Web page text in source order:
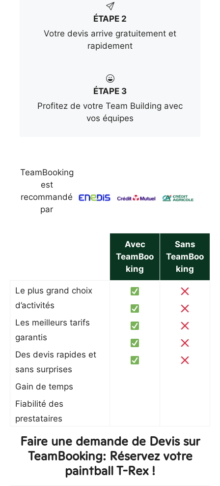
ÉTAPE 2
Votre devis arrive gratuitement et
rapidement
ÉTAPE 3
Profitez de votre Team Building avec
vos équipes
TeamBooking
est
recommandé
par
Avec
TeamBoo
king
Sans
TeamBoo
king
Le plus grand choix
d’activités
Les meilleurs tarifs
garantis
Des devis rapides et
sans surprises
Gain de temps
Fiabilité des
prestataires
Faire une demande de Devis sur
TeamBooking: Réservez votre
paintball T-Rex !